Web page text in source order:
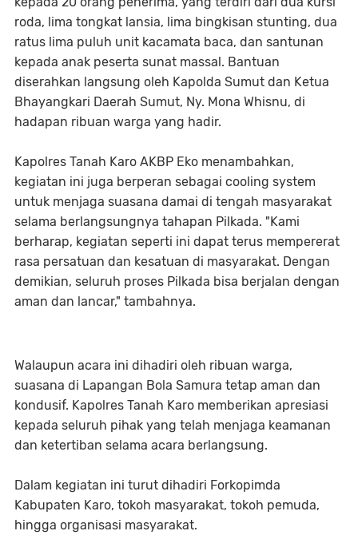
roda, lima tongkat lansia, lima bingkisan stunting, dua
ratus lima puluh unit kacamata baca, dan santunan
kepada anak peserta sunat massal. Bantuan
diserahkan langsung oleh Kapolda Sumut dan Ketua
Bhayangkari Daerah Sumut, Ny. Mona Whisnu, di
hadapan ribuan warga yang hadir.
Kapolres Tanah Karo AKBP Eko menambahkan,
kegiatan ini juga berperan sebagai cooling system
untuk menjaga suasana damai di tengah masyarakat
selama berlangsungnya tahapan Pilkada. "Kami
berharap, kegiatan seperti ini dapat terus mempererat
rasa persatuan dan kesatuan di masyarakat. Dengan
demikian, seluruh proses Pilkada bisa berjalan dengan
aman dan lancar," tambahnya.
Walaupun acara ini dihadiri oleh ribuan warga,
suasana di Lapangan Bola Samura tetap aman dan
kondusif. Kapolres Tanah Karo memberikan apresiasi
kepada seluruh pihak yang telah menjaga keamanan
dan ketertiban selama acara berlangsung.
Dalam kegiatan ini turut dihadiri Forkopimda
Kabupaten Karo, tokoh masyarakat, tokoh pemuda,
hingga organisasi masyarakat.